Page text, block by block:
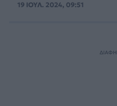
19 ΙΟΥΛ. 2024, 09:51